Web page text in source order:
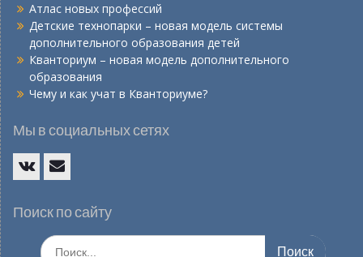
Атлас новых профессий
Детские технопарки – новая модель системы
дополнительного образования детей
Кванториум – новая модель дополнительного
образования
Чему и как учат в Кванториуме?
Мы в социальных сетях
mail
Поиск по сайту
Искать: